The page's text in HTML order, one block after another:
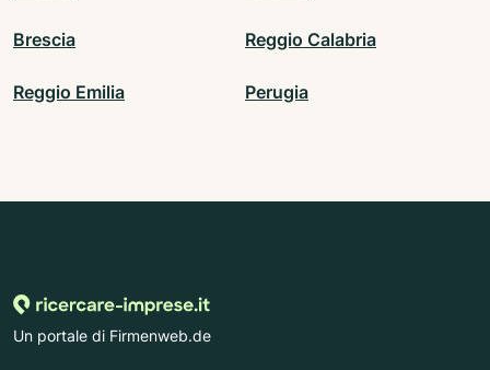
Brescia Reggio Calabria
Reggio Emilia Perugia
Un portale di Firmenweb.de